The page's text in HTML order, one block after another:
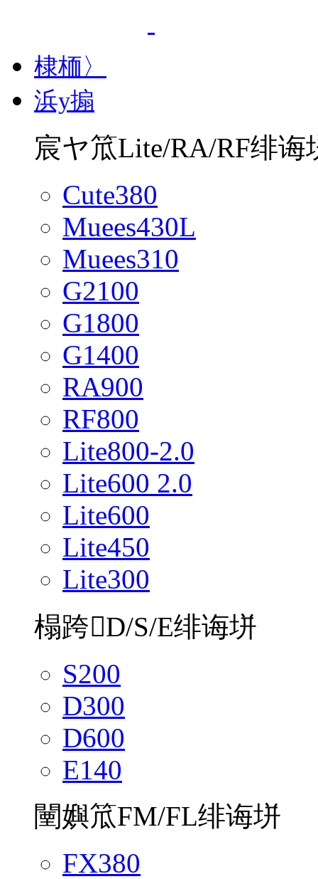
棣栭〉
浜у搧
宸ヤ笟Lite/RA/RF绯诲
Cute380
Muees430L
Muees310
G2100
G1800
G1400
RA900
RF800
Lite800-2.0
Lite600 2.0
Lite600
Lite450
Lite300
榻跨D/S/E绯诲垪
S200
D300
D600
E140
闉嬩笟FM/FL绯诲垪
FX380